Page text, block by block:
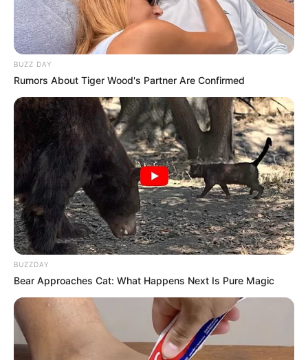
14:20 / 02 Fevral 2026
Парламент Азербайджана одобрил в I
чтении ежегодный пересмотр
минимальной зарплаты
1571 0 0
13:56 / 03 Yanvar 2026
BUZZ DAY
Rumors About Tiger Wood's Partner Are Confirmed
BUZZDAY
Bear Approaches Cat: What Happens Next Is Pure Magic